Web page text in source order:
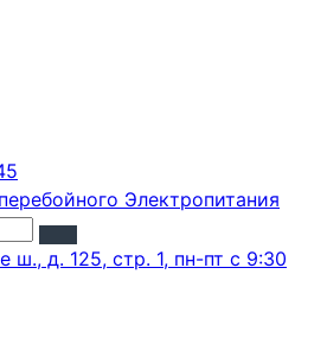
ш., д. 125, стр. 1, пн-пт с 9:30